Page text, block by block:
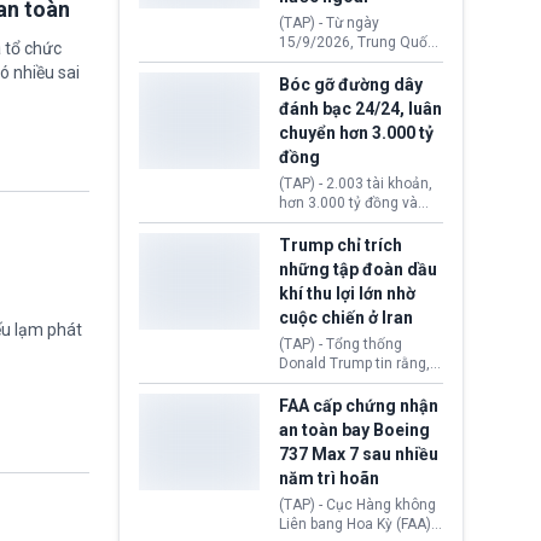
toàn
tổ chức
nhiều sai
lạm phát
đến ổ dịch Salmonella
khiến ít nhất 110 người
mắc bệnh tại bang
Minnesota.
(TAP) - Từ ngày
15/9/2026, Trung Quốc
áp dụng quy định mới về
quản lý xuất nhập cảnh.
Một hành vi vi phạm giấy
tờ, xuất nhập cảnh trái
phép hay liên quan kiểm
soát công nghệ có thể
khiến công dân Trung
Quốc đối mặt lệnh cấm
xuất cảnh kéo dài tới 3
năm. Trong khi đó, người
nước ngoài sử dụng giấy
tờ giả có nguy cơ bị từ
chối nhập cảnh hoặc
cấm vào Trung Quốc tới
5 năm.
Bóc gỡ đường dây
đánh bạc 24/24, luân
chuyển hơn 3.000 tỷ
đồng
(TAP) - 2.003 tài khoản,
hơn 3.000 tỷ đồng và
một đường dây đánh
bạc xuyên quốc gia vận
hành 24/24 giờ vừa bị
Công an TP. Hải Phòng
(Việt Nam) bóc gỡ.
Trump chỉ trích
những tập đoàn dầu
khí thu lợi lớn nhờ
cuộc chiến ở Iran
(TAP) - Tổng thống
Donald Trump tin rằng, 2
tập đoàn dầu khí
ExxonMobil và Chevron
đã thu về lợi nhuận quá
lớn nhờ giá dầu tăng
mạnh suốt thời gian Hoa
Kỳ xảy ra xung đột ở
Iran. Trên cơ sở đó, lãnh
đạo Nhà Trắng kêu gọi
các doanh nghiệp cần
FAA cấp chứng nhận
an toàn bay Boeing
737 Max 7 sau nhiều
năm trì hoãn
(TAP) - Cục Hàng không
Liên bang Hoa Kỳ (FAA)